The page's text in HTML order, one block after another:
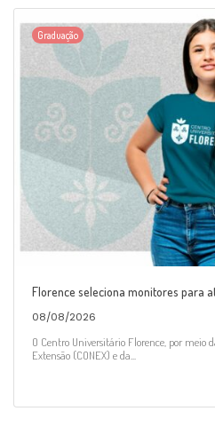
Graduação
Florence seleciona monitores para
08/08/2026
O Centro Universitário Florence, por meio
Extensão (CONEX) e da...